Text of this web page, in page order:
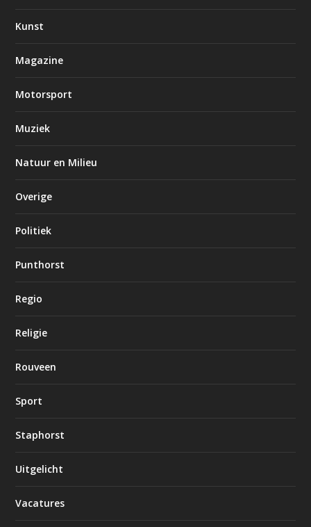
Kunst
Magazine
Motorsport
Muziek
Natuur en Milieu
Overige
Politiek
Punthorst
Regio
Religie
Rouveen
Sport
Staphorst
Uitgelicht
Vacatures